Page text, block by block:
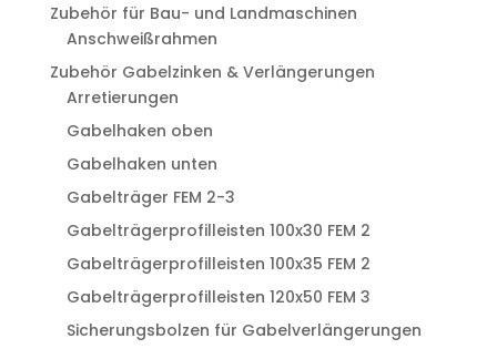
Zubehör für Bau- und Landmaschinen
Anschweißrahmen
Zubehör Gabelzinken & Verlängerungen
Arretierungen
Gabelhaken oben
Gabelhaken unten
Gabelträger FEM 2-3
Gabelträgerprofilleisten 100x30 FEM 2
Gabelträgerprofilleisten 100x35 FEM 2
Gabelträgerprofilleisten 120x50 FEM 3
Sicherungsbolzen für Gabelverlängerungen